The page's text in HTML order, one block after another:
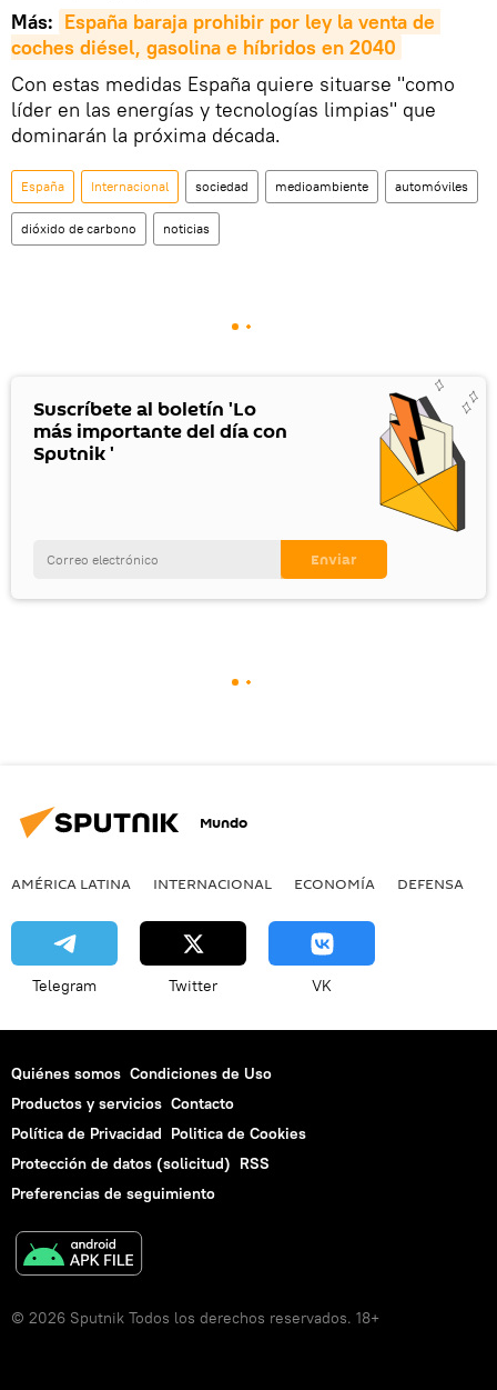
Más: España baraja prohibir por ley la venta de
coches diésel, gasolina e híbridos en 2040
Con estas medidas España quiere situarse "como
líder en las energías y tecnologías limpias" que
dominarán la próxima década.
España Internacional sociedad medioambiente automóviles
dióxido de carbono noticias
Suscríbete al boletín 'Lo
más importante del día con
Sputnik '
Mundo
AMÉRICA LATINA INTERNACIONAL ECONOMÍA DEFENSA
Telegram Twitter VK
Quiénes somos Condiciones de Uso
Productos y servicios Contacto
Política de Privacidad Politica de Cookies
Protección de datos (solicitud) RSS
Preferencias de seguimiento
© 2026 Sputnik Todos los derechos reservados. 18+